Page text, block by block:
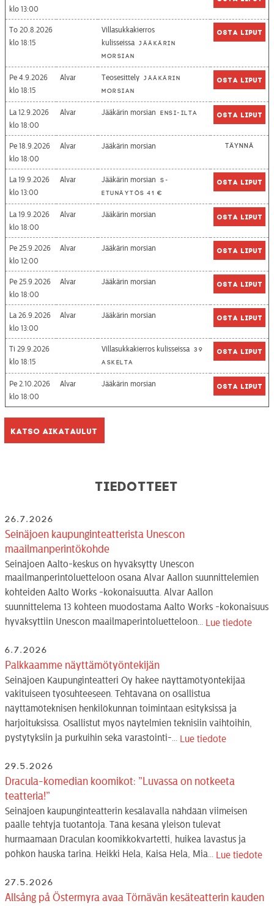
13:00
To 20.8.2026
18:15
Villasukkakierros
kulisseissa Jääkärin
morsian
Osta liput
Pe 4.9.2026
18:15
Alvar Teosesittely Jääkärin
morsian
Osta liput
La 12.9.2026
18:00
Alvar Jääkärin morsian Ensi-ilta Osta liput
Pe 18.9.2026
18:00
Alvar Jääkärin morsian Täynnä
La 19.9.2026
13:00
Alvar Jääkärin morsian
S-
etunäytös 41 €
Osta liput
La 19.9.2026
18:00
Alvar Jääkärin morsian Osta liput
Pe 25.9.2026
12:00
Alvar Jääkärin morsian Osta liput
Pe 25.9.2026
18:00
Alvar Jääkärin morsian Osta liput
La 26.9.2026
13:00
Alvar Jääkärin morsian Osta liput
Ti 29.9.2026
18:15
Villasukkakierros kulisseissa 39
askelta
Osta liput
Pe 2.10.2026
18:00
Alvar Jääkärin morsian Osta liput
Katso aikataulut
Tiedotteet
26.7.2026
Seinäjoen kaupunginteatterista Unescon
maailmanperintökohde
Seinäjoen Aalto-keskus on hyväksytty Unescon
maailmanperintöluetteloon osana Alvar Aallon suunnittelemien
kohteiden Aalto Works -kokonaisuutta. Alvar Aallon
suunnittelema 13 kohteen muodostama Aalto Works -kokonaisuus
hyväksyttiin Unescon maailmaperintöluetteloon... Lue tiedote
6.7.2026
Palkkaamme näyttämötyöntekijän
Seinäjoen Kaupunginteatteri Oy hakee näyttämötyöntekijää
vakituiseen työsuhteeseen. Tehtävänä on osallistua
näyttämöteknisen henkilökunnan toimintaan esityksissä ja
harjoituksissa. Osallistut myös näytelmien teknisiin vaihtoihin,
pystytyksiin ja purkuihin sekä varastointi-... Lue tiedote
29.5.2026
Dracula-komedian koomikot: ”Luvassa on notkeeta
teatteria!”
Seinäjoen kaupunginteatterin kesälavalla nähdään viimeisen
päälle tehtyjä tuotantoja. Tänä kesänä yleisön tulevat
hurmaamaan Draculan koomikkokvartetti, huikea lavastus ja
pöhkön hauska tarina. Heikki Hela, Kaisa Hela, Mia... Lue tiedote
27.5.2026
Allsång på Östermyra avaa Törnävän kesäteatterin kauden